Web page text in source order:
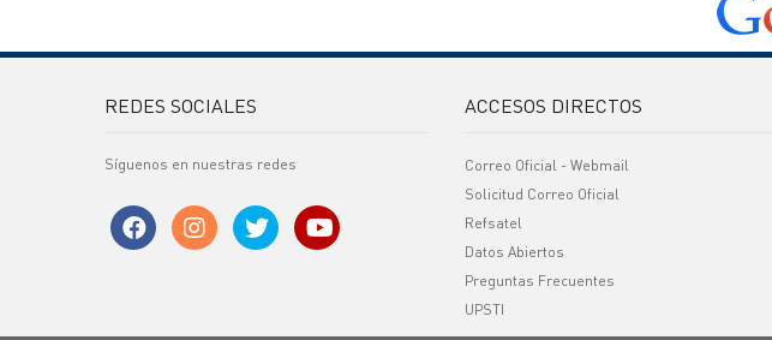
REDES SOCIALES
Síguenos en nuestras redes
ACCESOS DIRECTOS
Correo Oficial - Webmail
Solicitud Correo Oficial
Refsatel
Datos Abiertos
Preguntas Frecuentes
UPSTI